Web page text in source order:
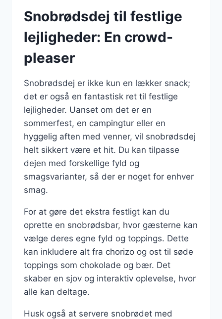
Snobrødsdej til festlige
lejligheder: En crowd-
pleaser
Snobrødsdej er ikke kun en lækker snack;
det er også en fantastisk ret til festlige
lejligheder. Uanset om det er en
sommerfest, en campingtur eller en
hyggelig aften med venner, vil snobrødsdej
helt sikkert være et hit. Du kan tilpasse
dejen med forskellige fyld og
smagsvarianter, så der er noget for enhver
smag.
For at gøre det ekstra festligt kan du
oprette en snobrødsbar, hvor gæsterne kan
vælge deres egne fyld og toppings. Dette
kan inkludere alt fra chorizo og ost til søde
toppings som chokolade og bær. Det
skaber en sjov og interaktiv oplevelse, hvor
alle kan deltage.
Husk også at servere snobrødet med